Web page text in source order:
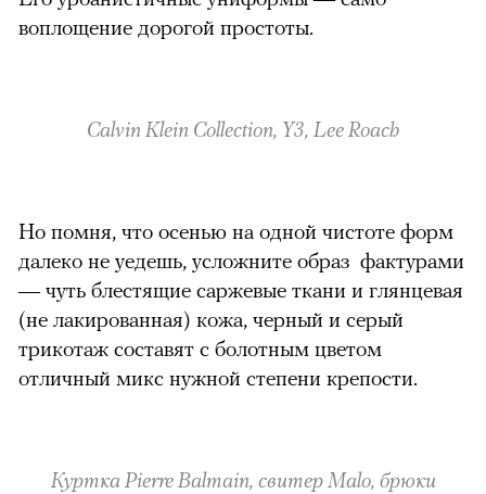
воплощение дорогой простоты.
Calvin Klein Collection, Y3, Lee Roach
Но помня, что осенью на одной чистоте форм
далеко не уедешь, усложните образ фактурами
— чуть блестящие саржевые ткани и глянцевая
(не лакированная) кожа, черный и серый
трикотаж составят с болотным цветом
отличный микс нужной степени крепости.
Куртка Pierre Balmain, свитер Malo, брюки